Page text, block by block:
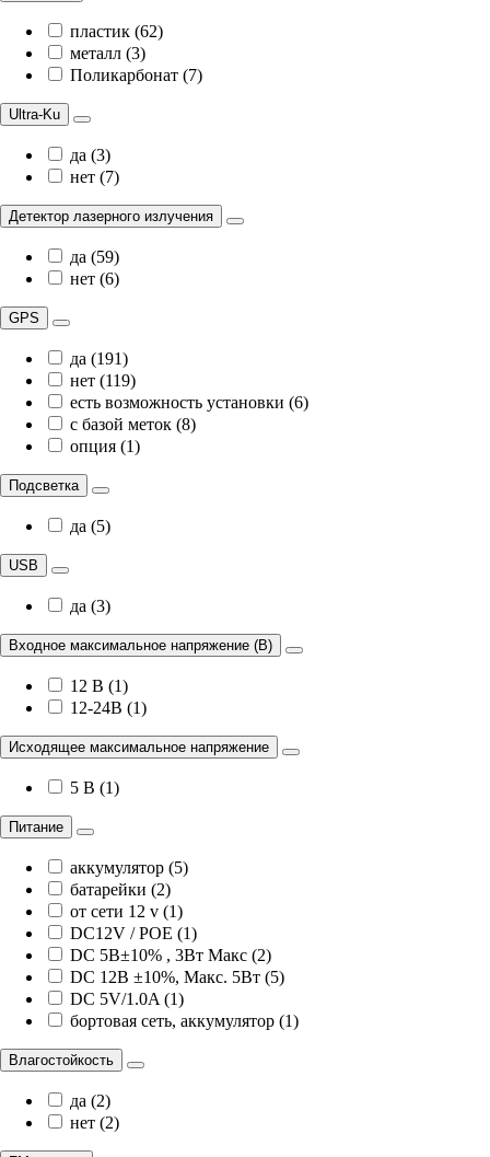
пластик (62)
металл (3)
Поликарбонат (7)
Ultra-Ku
да (3)
нет (7)
Детектор лазерного излучения
да (59)
нет (6)
GPS
да (191)
нет (119)
есть возможность установки (6)
с базой меток (8)
опция (1)
Подсветка
да (5)
USB
да (3)
Входное максимальное напряжение (В)
12 В (1)
12-24В (1)
Исходящее максимальное напряжение
5 В (1)
Питание
аккумулятор (5)
батарейки (2)
от сети 12 v (1)
DC12V / POE (1)
DC 5В±10% , 3Вт Maкс (2)
DC 12В ±10%, Maкс. 5Вт (5)
DC 5V/1.0A (1)
бортовая сеть, аккумулятор (1)
Влагостойкость
да (2)
нет (2)